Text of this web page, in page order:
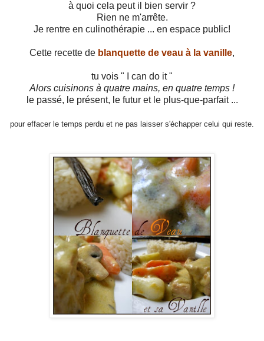
à quoi cela peut il bien servir ?
Rien ne m'arrête.
Je rentre en culinothérapie ... en espace public!
Cette recette de blanquette de veau à la vanille,
tu vois " I can do it "
Alors cuisinons à quatre mains, en quatre temps !
le passé, le présent, le futur et le plus-que-parfait ...
pour effacer le temps perdu et ne pas laisser s'échapper celui qui reste.